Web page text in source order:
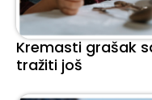
Kremasti grašak
tražiti još